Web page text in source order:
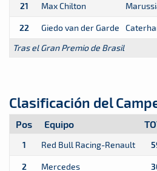
21 Max Chilton
22 Giedo van der Garde
Tras el Gran Premio de Brasil
Clasificación del
Pos Equipo
1 Red Bull Racing-Renault
2 Mercedes